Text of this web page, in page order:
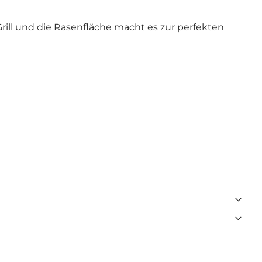
und die Rasenfläche macht es zur perfekten